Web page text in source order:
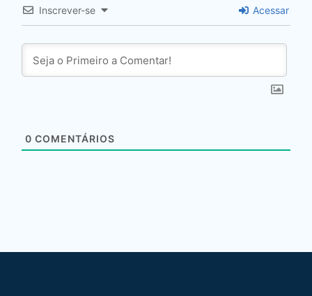
Inscrever-se Acessar
0 COMENTÁRIOS